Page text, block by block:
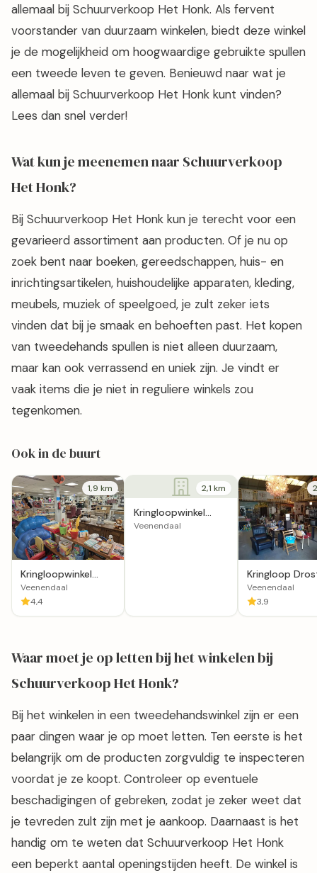
allemaal bij Schuurverkoop Het Honk. Als fervent
voorstander van duurzaam winkelen, biedt deze winkel
je de mogelijkheid om hoogwaardige gebruikte spullen
een tweede leven te geven. Benieuwd naar wat je
allemaal bij Schuurverkoop Het Honk kunt vinden?
Lees dan snel verder!
Wat kun je meenemen naar Schuurverkoop
Het Honk?
Bij Schuurverkoop Het Honk kun je terecht voor een
gevarieerd assortiment aan producten. Of je nu op
zoek bent naar boeken, gereedschappen, huis- en
inrichtingsartikelen, huishoudelijke apparaten, kleding,
meubels, muziek of speelgoed, je zult zeker iets
vinden dat bij je smaak en behoeften past. Het kopen
van tweedehands spullen is niet alleen duurzaam,
maar kan ook verrassend en uniek zijn. Je vindt er
vaak items die je niet in reguliere winkels zou
tegenkomen.
Ook in de buurt
1,9 km
Kringloopwinkel
Dorcas Winkel
Veenendaal
Veenendaal
4,4
2,1 km
Kringloopwinkel
Mazzeltje
Veenendaal
Kringloop
Veenendaal
Veenendaal
3,9
Waar moet je op letten bij het winkelen bij
Schuurverkoop Het Honk?
Bij het winkelen in een tweedehandswinkel zijn er een
paar dingen waar je op moet letten. Ten eerste is het
belangrijk om de producten zorgvuldig te inspecteren
voordat je ze koopt. Controleer op eventuele
beschadigingen of gebreken, zodat je zeker weet dat
je tevreden zult zijn met je aankoop. Daarnaast is het
handig om te weten dat Schuurverkoop Het Honk
een beperkt aantal openingstijden heeft. De winkel is